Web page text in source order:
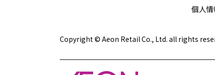
個人
Copyright © Aeon Retail Co., Ltd. all rights